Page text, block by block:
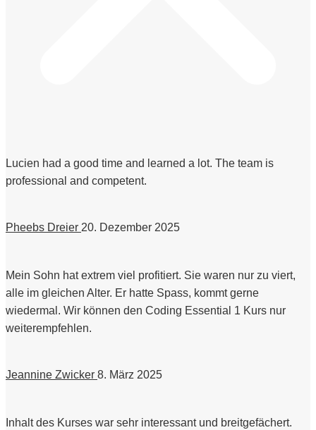
Lucien had a good time and learned a lot. The team is
professional and competent.
Pheebs Dreier 20. Dezember 2025
Mein Sohn hat extrem viel profitiert. Sie waren nur zu viert,
alle im gleichen Alter. Er hatte Spass, kommt gerne
wiedermal. Wir können den Coding Essential 1 Kurs nur
weiterempfehlen.
Jeannine Zwicker 8. März 2025
Inhalt des Kurses war sehr interessant und breitgefächert.